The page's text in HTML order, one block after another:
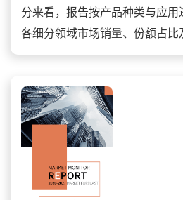
分来看，报告按产品种类与应
各细分领域市场销量、份额占比